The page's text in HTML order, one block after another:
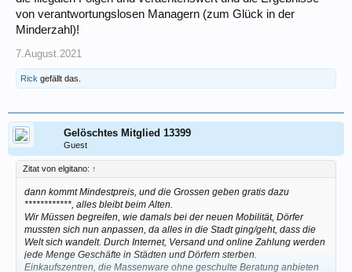
von verantwortungslosen Managern (zum Glück in der
Minderzahl)!
7.August.2021
Rick gefällt das.
Gelöschtes Mitglied 13399
Guest
Zitat von elgitano: ↑
dann kommt Mindestpreis, und die Grossen geben gratis dazu
************, alles bleibt beim Alten.
Wir Müssen begreifen, wie damals bei der neuen Mobilität, Dörfer
mussten sich nun anpassen, da alles in die Stadt ging/geht, dass die
Welt sich wandelt. Durch Internet, Versand und online Zahlung werden
jede Menge Geschäfte in Städten und Dörfern sterben.
Einkaufszentren, die Massenware ohne geschulte Beratung anbieten